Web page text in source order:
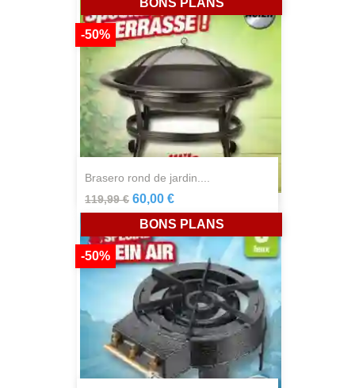
brasero rond de jardin....
119,99 €
-50%
60,00 €
-50%
BONS PLANS